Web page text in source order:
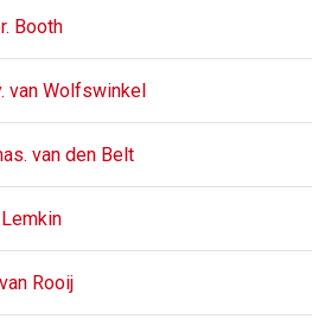
Booth
van Wolfswinkel
van den Belt
Rooij